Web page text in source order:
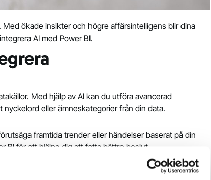
ökade insikter och högre affärsintelligens blir dina
AI med Power BI.
Med hjälp av AI kan du utföra avancerad
eller ämneskategorier från din data.
framtida trender eller händelser baserat på din
BI för att hjälpa dig att fatta bättre beslut.
och drifta AI-modeller i molnet. Detta gör det möjligt